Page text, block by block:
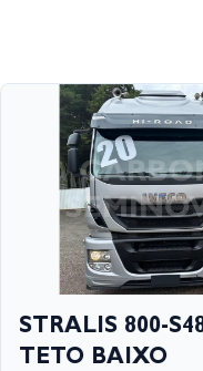
STRALIS 800-
TETO BAIXO